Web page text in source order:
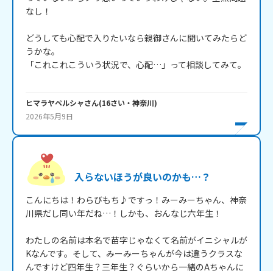
なし！
どうしても心配で入りたいなら親御さんに聞いてみたらど
うかな。
「これこれこういう状況で、心配…」って相談してみて。
ヒマラヤペルシャさん(16さい・ 神奈川)
2026年5月9日
入らないほうが良いのかも…？
こんにちは！わらびもち♪ですっ！みーみーちゃん、神奈
川県だし同い年だね…！しかも、おんなじ六年生！
わたしの名前は本名で苗字じゃなくて名前がイニシャルが
Kなんです。そして、みーみーちゃんが今は違うクラスな
んですけど四年生？三年生？ぐらいから一緒のAちゃんに